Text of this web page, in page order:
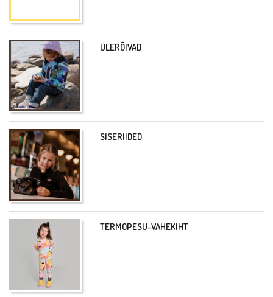
ÜLERÕIVAD
SISERIIDED
TERMOPESU-VAHEKIHT